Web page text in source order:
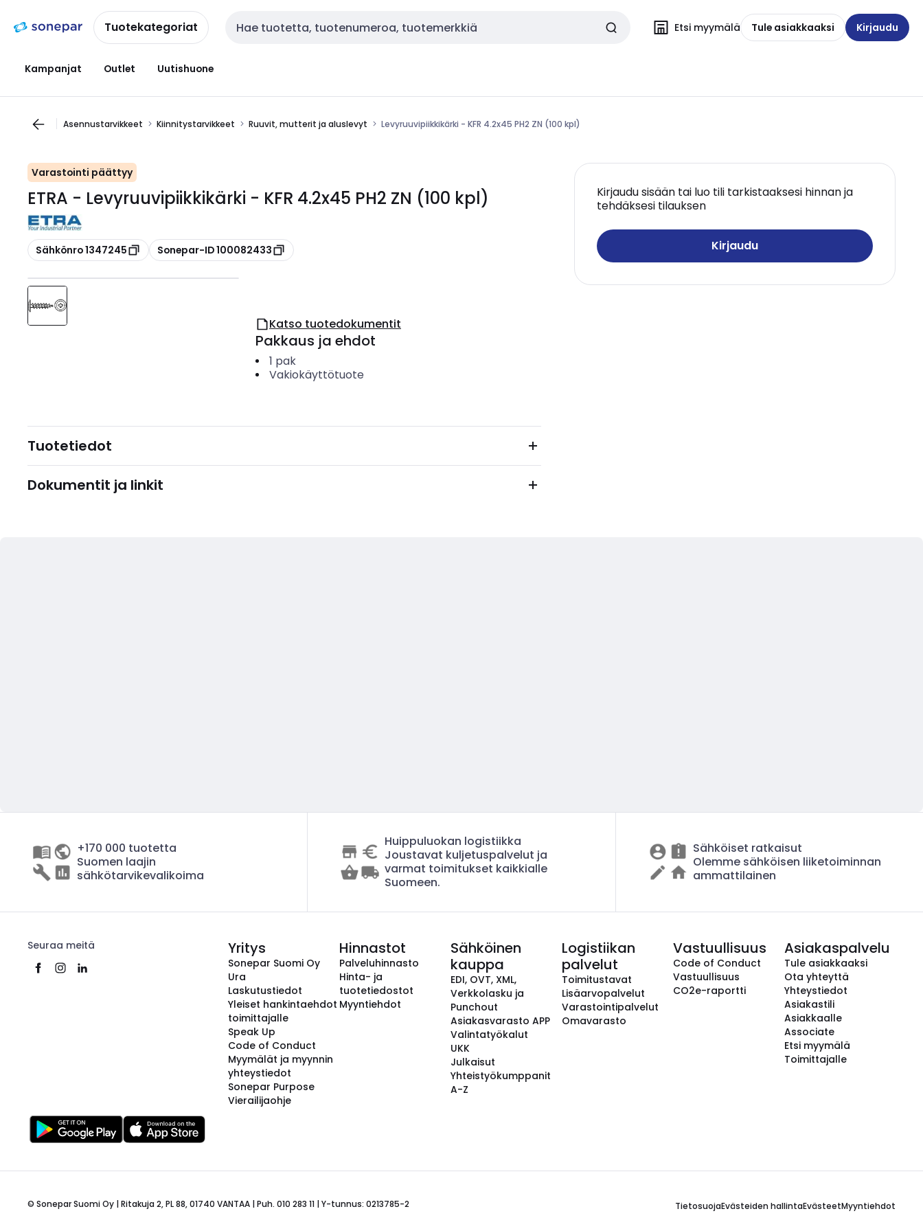
navigointiinsisältöönTuotekategoriat Haku Etsi myymälä Tule asiakkaaksi Kirjaudu
Kampanjat Outlet Uutishuone
Asennustarvikkeet Kiinnitystarvikkeet Ruuvit, mutterit ja aluslevyt Levyruuvipiikkikärki - KFR 4.2x45 PH2 ZN (100 kpl)
Varastointi päättyy
ETRA - Levyruuvipiikkikärki - KFR 4.2x45 PH2 ZN (100 kpl)
Kopioi
Sähkönro 1347245 Kopioi
Sonepar-ID 100082433
Kirjaudu sisään tai luo tili tarkistaaksesi hinnan ja
tehdäksesi tilauksen
Kirjaudu
Katso tuotedokumentit
Pakkaus ja ehdot
1 pak
Vakiokäyttötuote
Tuotetiedot
Dokumentit ja linkit
+170 000 tuotetta
Suomen laajin
sähkötarvikevalikoima
Huippuluokan logistiikka
Joustavat kuljetuspalvelut ja
varmat toimitukset kaikkialle
Suomeen.
Sähköiset ratkaisut
Olemme sähköisen liiketoiminnan
ammattilainen
Seuraa meitä Yritys
Sonepar Suomi Oy
Ura
Laskutustiedot
Yleiset hankintaehdot
toimittajalle
Speak Up
Code of Conduct
Myymälät ja myynnin
yhteystiedot
Sonepar Purpose
Vierailijaohje
Hinnastot
Palveluhinnasto
Hinta- ja
tuotetiedostot
Myyntiehdot
Sähköinen
kauppa
EDI, OVT, XML,
Verkkolasku ja
Punchout
Asiakasvarasto APP
Valintatyökalut
UKK
Julkaisut
Yhteistyökumppanit
A-Z
Logistiikan
palvelut
Toimitustavat
Lisäarvopalvelut
Varastointipalvelut
Omavarasto
Vastuullisuus
Code of Conduct
Vastuullisuus
CO2e-raportti
Asiakaspalvelu
Tule asiakkaaksi
Ota yhteyttä
Yhteystiedot
Asiakastili
Asiakkaalle
Associate
Etsi myymälä
Toimittajalle
© Sonepar Suomi Oy | Ritakuja 2, PL 88, 01740 VANTAA | Puh. 010 283 11 | Y-tunnus: 0213785-2 TietosuojaEvästeiden hallintaEvästeetMyyntiehdot